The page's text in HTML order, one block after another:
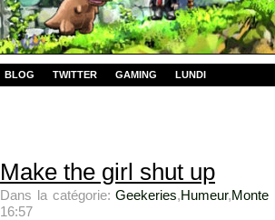
BLOG TWITTER GAMING LUNDI
Make the girl shut up
Dans la catégorie:Geekeries,Humeur,Monte
16:57